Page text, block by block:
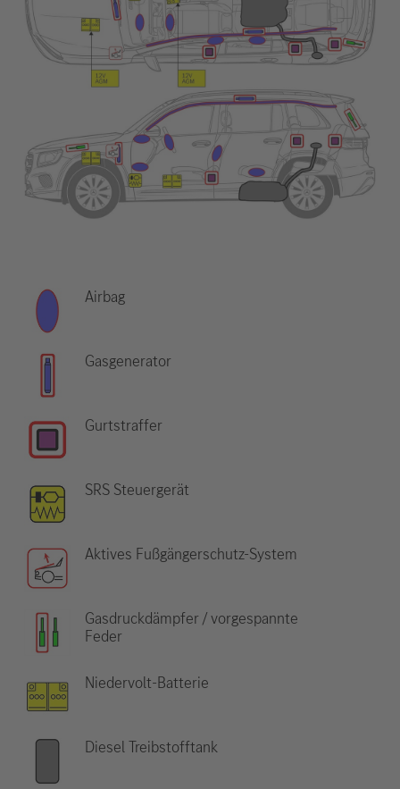
Airbag
Gasgenerator
Gurtstraffer
SRS Steuergerät
Aktives Fußgängerschutz-System
Gasdruckdämpfer / vorgespannte
Feder
Niedervolt-Batterie
Diesel Treibstofftank